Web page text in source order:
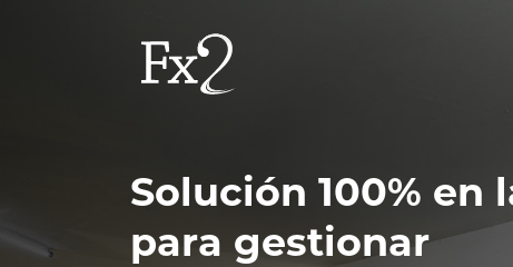
Solución 100% en
para gestionar